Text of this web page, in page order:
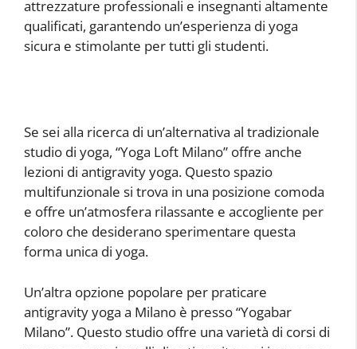
attrezzature professionali e insegnanti altamente
qualificati, garantendo un’esperienza di yoga
sicura e stimolante per tutti gli studenti.
Se sei alla ricerca di un’alternativa al tradizionale
studio di yoga, “Yoga Loft Milano” offre anche
lezioni di antigravity yoga. Questo spazio
multifunzionale si trova in una posizione comoda
e offre un’atmosfera rilassante e accogliente per
coloro che desiderano sperimentare questa
forma unica di yoga.
Un’altra opzione popolare per praticare
antigravity yoga a Milano è presso “Yogabar
Milano”. Questo studio offre una varietà di corsi di